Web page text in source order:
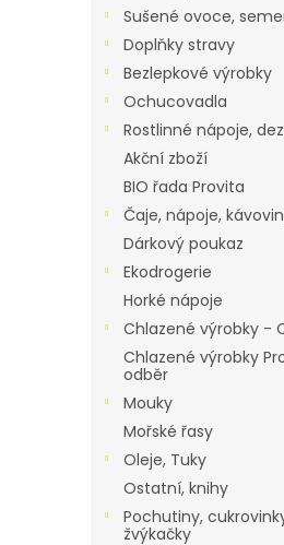
Sušené ovoce,
Doplňky stravy
Bezlepkové výrobky
Ochucovadla
Rostlinné nápoje,
Akční zboží
BIO řada Provita
Čaje, nápoje,
Dárkový poukaz
Ekodrogerie
Horké nápoje
Chlazené výrobky -
Chlazené výrobky
odběr
Mouky
Mořské řasy
Oleje, Tuky
Ostatní, knihy
Pochutiny,
žvýkačky